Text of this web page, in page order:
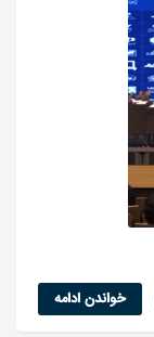
خواندن ادامه